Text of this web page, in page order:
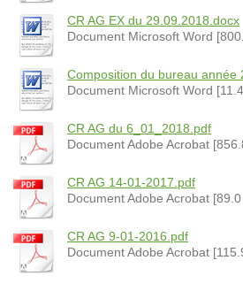
CR AG EX du 29.09.2018.docx
Document Microsoft Word
Composition du bureau année
Document Microsoft Word
CR AG du 6_01_2018.pdf
Document Adobe Acrobat
CR AG 14-01-2017.pdf
Document Adobe Acrobat [89.0
CR AG 9-01-2016.pdf
Document Adobe Acrobat